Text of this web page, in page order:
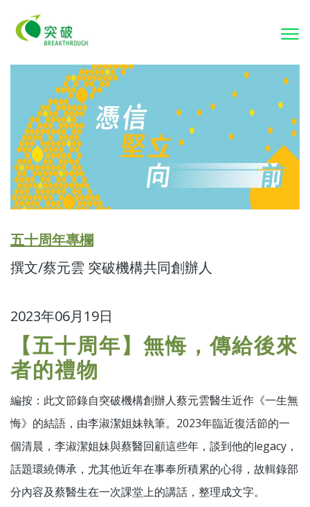
五十周年專欄
撰文/蔡元雲 突破機構共同創辦人
2023年06月19日
【五十周年】無悔，傳給後來
者的禮物
編按：此文節錄自突破機構創辦人蔡元雲醫生近作《一生無
悔》的結語，由李淑潔姐妹執筆。2023年臨近復活節的一
個清晨，李淑潔姐妹與蔡醫回顧這些年，談到他的legacy，
話題環繞傳承，尤其他近年在事奉所積累的心得，故輯錄部
分內容及蔡醫生在一次課堂上的講話，整理成文字。